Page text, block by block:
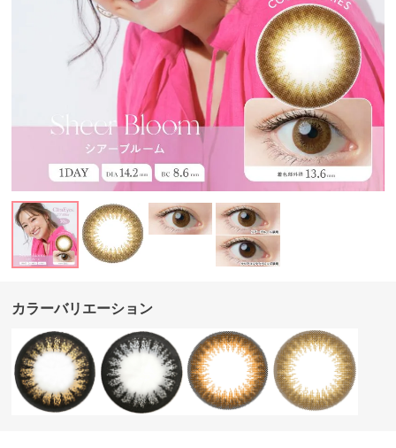
カラーバリエーション